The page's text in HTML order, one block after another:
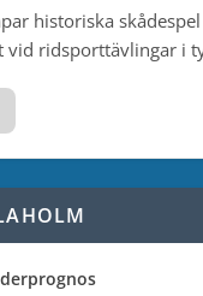
historiska
vid ridsporttävlingar i